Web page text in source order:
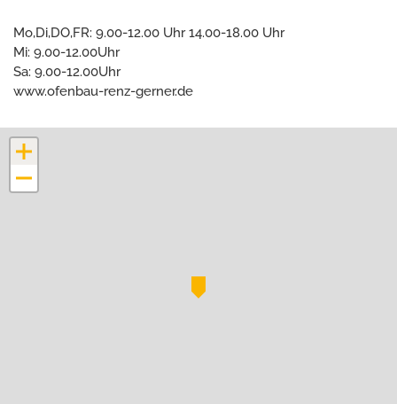
Mo,Di,DO,FR: 9.00-12.00 Uhr 14.00-18.00 Uhr
Mi: 9.00-12.00Uhr
Sa: 9.00-12.00Uhr
www.ofenbau-renz-gerner.de
+
−